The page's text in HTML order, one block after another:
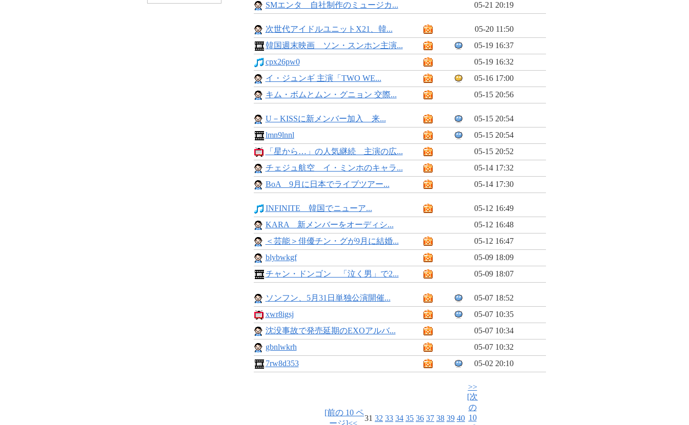
SMエンタ 自社制作のミュージカ...
05-21 20:19
次世代アイドルユニットX21、韓...
05-20 11:50
韓国週末映画 ソン・スンホン主演...
05-19 16:37
cpx26pw0
05-19 16:32
イ・ジュンギ 主演「TWO WE...
05-16 17:00
キム・ボムとムン・グニョン 交際...
05-15 20:56
U－KISSに新メンバー加入 来...
05-15 20:54
lmn9lnnl
05-15 20:54
「星から…」の人気継続 主演の広...
05-15 20:52
チェジュ航空 イ・ミンホのキャラ...
05-14 17:32
BoA 9月に日本でライブツアー...
05-14 17:30
INFINITE 韓国でニューア...
05-12 16:49
KARA 新メンバーをオーディシ...
05-12 16:48
＜芸能＞俳優チン・グが9月に結婚...
05-12 16:47
blybwkgf
05-09 18:09
チャン・ドンゴン 「泣く男」で2...
05-09 18:07
ソンフン、5月31日単独公演開催...
05-07 18:52
xwr8igsj
05-07 10:35
沈没事故で発売延期のEXOアルバ...
05-07 10:34
gbnlwkrh
05-07 10:32
7rw8d353
05-02 20:10
[前の 10 ペ
ージ]<<
31 32 33 34 35 36 37 38 39 40
>>
[次
の
10